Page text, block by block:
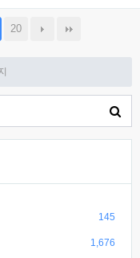
20
145
1,676